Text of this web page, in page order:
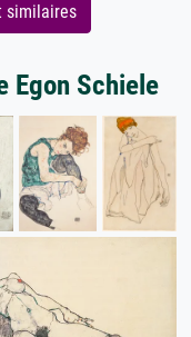
similaires
Egon Schiele